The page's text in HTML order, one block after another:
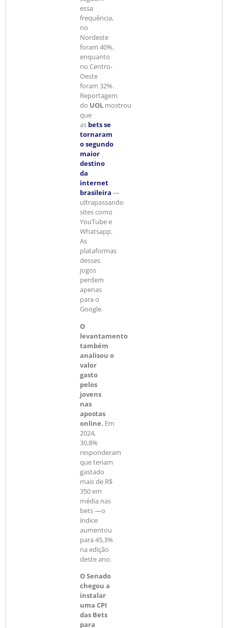
essa
frequência,
no
Nordeste
foram 40%,
enquanto
no Centro-
Oeste
foram 32%.
Reportagem
do UOL mostrou
que
as bets se
tornaram
o segundo
maior
destino
da
internet
brasileira —
ultrapassando
sites como
YouTube e
Whatsapp.
As
plataformas
desses
jogos
perdem
apenas
para o
Google.
O
levantamento
também
analisou o
valor
gasto
pelos
jovens
nas
apostas
online. Em
2024,
30,8%
responderam
que teriam
gastado
mais de R$
350 em
média nas
bets —o
índice
aumentou
para 45,3%
na edição
deste ano.
O Senado
chegou a
instalar
uma CPI
das Bets
para